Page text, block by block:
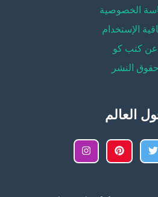
الخصوصية
الإستخدام
عن كتب كو
حقوق النشر
العالم